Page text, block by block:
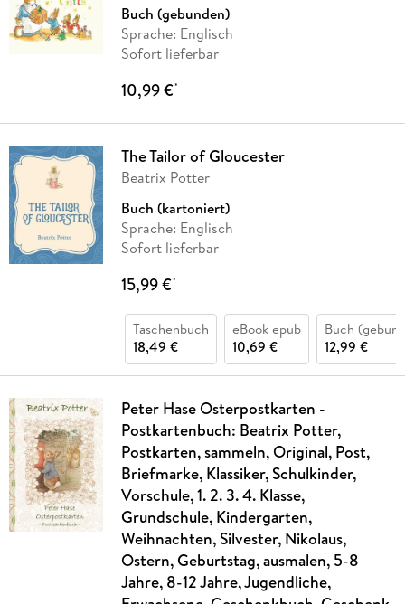
Buch (gebunden)
Sprache: Englisch
Sofort lieferbar
10,99 €*
The Tailor of Gloucester
Beatrix Potter
Buch (kartoniert)
Sprache: Englisch
Sofort lieferbar
15,99 €*
Taschenbuch
18,49 €
eBook epub
10,69 €
Buch
12,99 €
Peter Hase Osterpostkarten -
Postkartenbuch: Beatrix Potter,
Postkarten, sammeln, Original, Post,
Briefmarke, Klassiker, Schulkinder,
Vorschule, 1. 2. 3. 4. Klasse,
Grundschule, Kindergarten,
Weihnachten, Silvester, Nikolaus,
Ostern, Geburtstag, ausmalen, 5-8
Jahre, 8-12 Jahre, Jugendliche,